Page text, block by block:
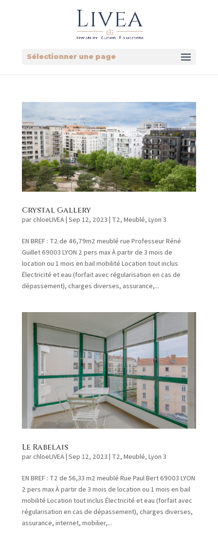
Sélectionner une page
Crystal Gallery
parchloeLIVEA| Sep 12, 2023 T2, Meublé, Lyon 3
EN BREF : T2 de 46,79m2 meublé rue Professeur Réné
Guillet 69003 LYON 2 pers max À partir de 3 mois de
location ou 1 mois en bail mobilité Location tout inclus
Électricité et eau (forfait avec régularisation en cas de
dépassement), charges diverses, assurance,...
Le Rabelais
parchloeLIVEA| Sep 12, 2023 T2, Meublé, Lyon 3
EN BREF : T2 de 56,33 m2 meublé Rue Paul Bert 69003 LYON
2 pers max À partir de 3 mois de location ou 1 mois en bail
mobilité Location tout inclus Électricité et eau (forfait avec
régularisation en cas de dépassement), charges diverses,
assurance, internet, mobilier,...